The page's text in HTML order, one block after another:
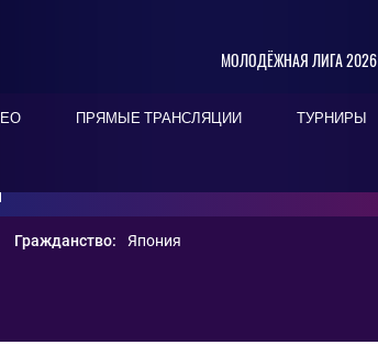
МОЛОДЁЖНАЯ ЛИГА 2026
ПРЯМЫЕ ТРАНСЛЯЦИИ ТУРНИРЫ
Гражданство:
Япония